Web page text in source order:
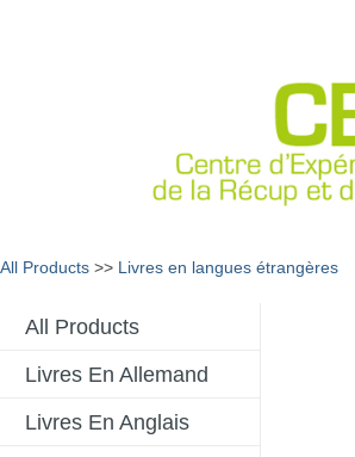
All Products >> Livres en langues étrangères
All Products
Livres En Allemand
Livres En Anglais